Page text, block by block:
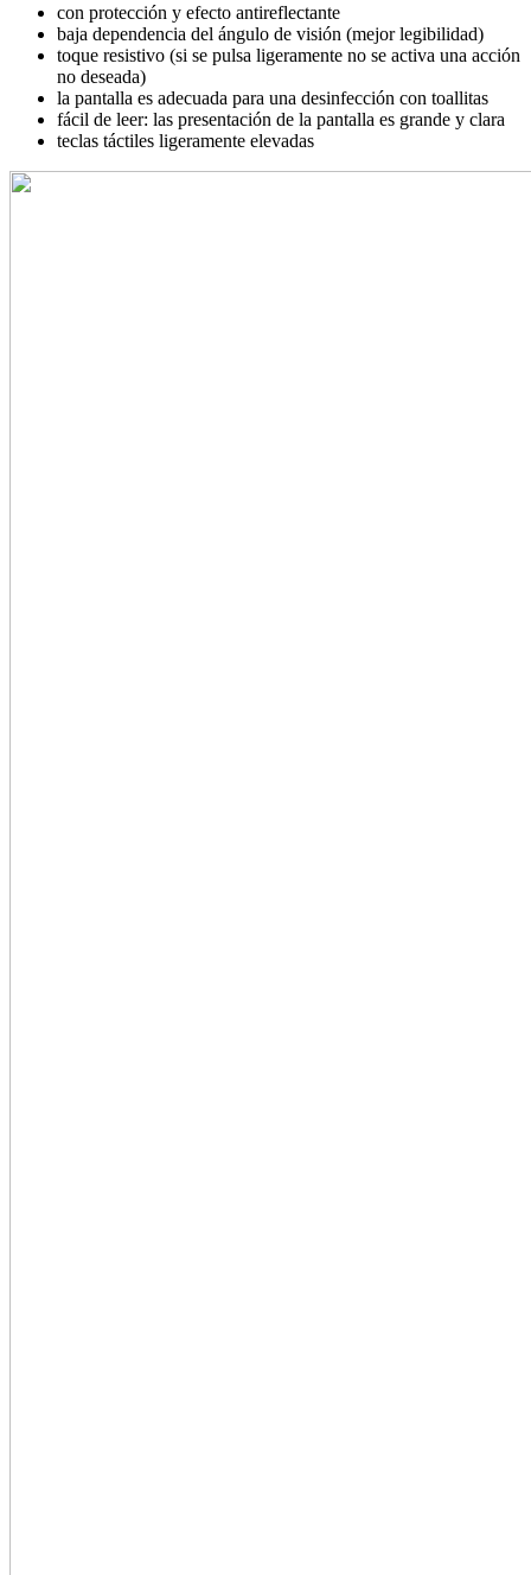
con protección y efecto antireflectante
baja dependencia del ángulo de visión (mejor legibilidad)
toque resistivo (si se pulsa ligeramente no se activa una acción
no deseada)
la pantalla es adecuada para una desinfección con toallitas
fácil de leer: las presentación de la pantalla es grande y clara
teclas táctiles ligeramente elevadas